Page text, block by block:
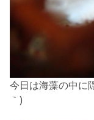
今日は海藻の中に
｀)